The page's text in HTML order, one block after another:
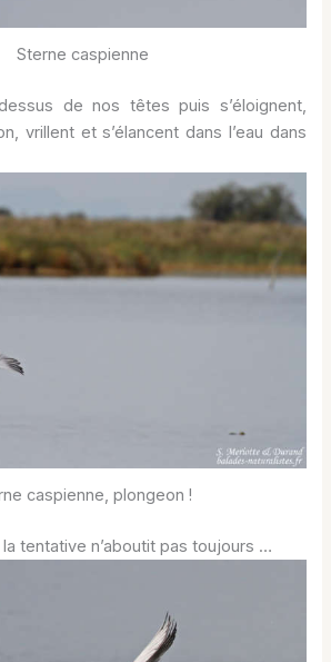
Sterne caspienne
de nos têtes puis s’éloignent,
vrillent et s’élancent dans l’eau dans
caspienne, plongeon !
tentative n’aboutit pas toujours …